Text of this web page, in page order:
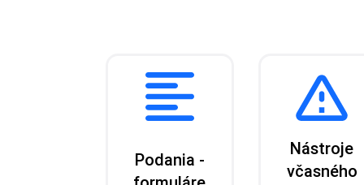
Podania -
Nástroje
včasného